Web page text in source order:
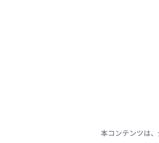
本コンテンツは